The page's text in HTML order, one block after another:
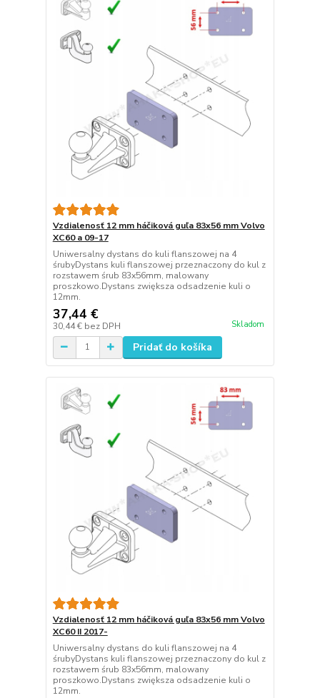
Vzdialenosť 12 mm háčiková guľa 83x56 mm Volvo
XC60 a 09-17
Uniwersalny dystans do kuli flanszowej na 4
śrubyDystans kuli flanszowej przeznaczony do kul z
rozstawem śrub 83x56mm, malowany
proszkowo.Dystans zwiększa odsadzenie kuli o
12mm.
37,44 €
30,44 € bez DPH Skladom
Pridať do košíka
Vzdialenosť 12 mm háčiková guľa 83x56 mm Volvo
XC60 II 2017-
Uniwersalny dystans do kuli flanszowej na 4
śrubyDystans kuli flanszowej przeznaczony do kul z
rozstawem śrub 83x56mm, malowany
proszkowo.Dystans zwiększa odsadzenie kuli o
12mm.